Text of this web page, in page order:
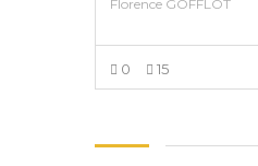
Florence GOFFLOT
0 15